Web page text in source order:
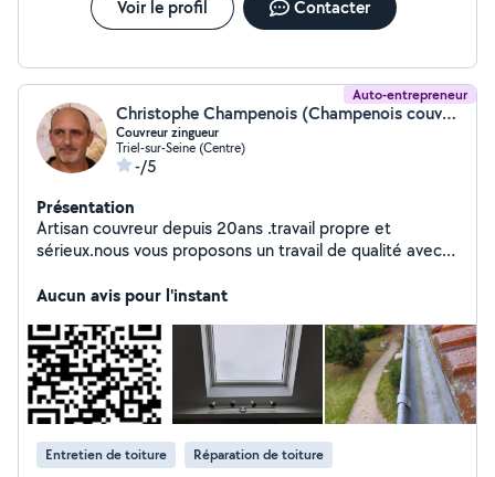
Voir le profil Contacter
Auto-entrepreneur
Christophe Champenois (Champenois couverture)
Couvreur zingueur
Triel-sur-Seine (Centre)
-/5
Présentation
Artisan couvreur depuis 20ans .travail propre et
sérieux.nous vous proposons un travail de qualité avec
Aucun avis pour l'instant
Entretien de toiture Réparation de toiture